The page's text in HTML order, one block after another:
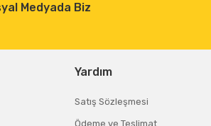
Medyada Biz
Yardım
Satış Sözleşmesi
Ödeme ve Teslimat